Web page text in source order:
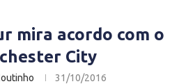
mira acordo com o
City
31/10/2016